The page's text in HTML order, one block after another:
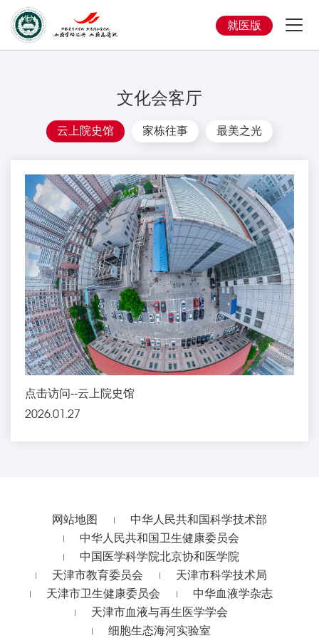
就医版
文化会客厅
云上院史馆 家栋往事 最美之光
点击访问--云上院史馆
2026.01.27
网站地图
中华人民共和国科学技术部
中华人民共和国卫生健康委员会
中国医学科学院北京协和医学院
天津市教育委员会
天津市科学技术局
天津市卫生健康委员会
中华血液学杂志
天津市血液与再生医学学会
细胞生态海河实验室